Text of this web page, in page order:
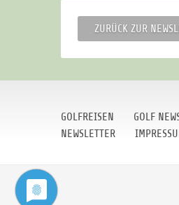
ZURÜCK ZUR
GOLFREISEN GOLF
NEWSLETTER